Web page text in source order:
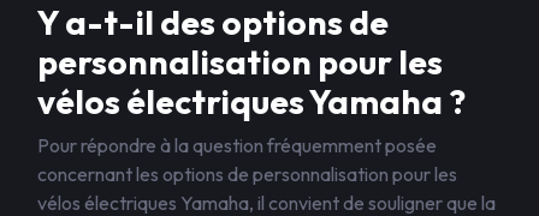
Y a-t-il des options de
personnalisation pour les
vélos électriques Yamaha ?
Pour répondre à la question fréquemment posée
concernant les options de personnalisation pour les
vélos électriques Yamaha, il convient de souligner que la